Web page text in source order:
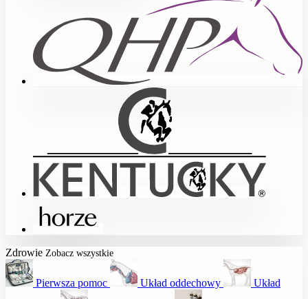
Zdrowie Zobacz wszystkie
Pierwsza pomoc Układ oddechowy Układ